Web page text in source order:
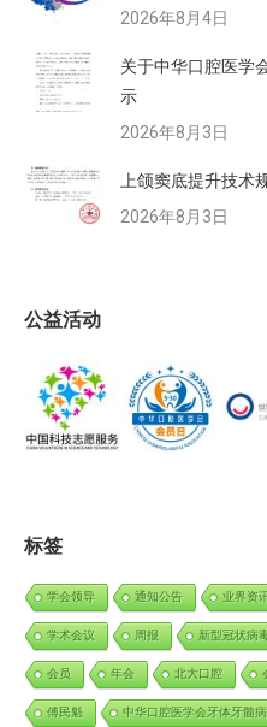
2026年8月4日
关于中华口腔医学
示
2026年8月3日
上颌窦底提升技术
2026年8月3日
公益活动
标签
学会领导 通知公告 业界资
学术会议 周报 新型冠状病
会员 年会 北大口腔
傅民魁 中华口腔医学会牙体牙髓